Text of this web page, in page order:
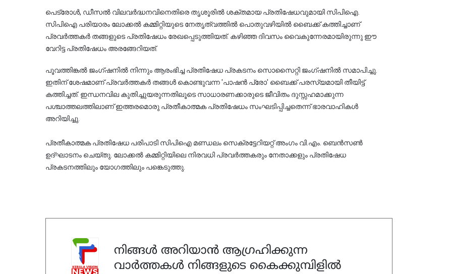
പെട്രോൾ, ഡീസൽ വിലവർദ്ധനവിനെതിരെ തൃശൂരിൽ ശക്തമായ പ്രതിഷേധവുമായി സിപിഐ.
സിപിഐ പരിയാരം ലോക്കൽ കമ്മിറ്റിയുടെ നേതൃത്വത്തിൽ പൊതുവഴിയിൽ ബൈക്ക് കത്തിച്ചാണ്
പ്രവർത്തകർ തങ്ങളുടെ പ്രതിഷേധം രേഖപ്പെടുത്തിയത്. കഴിഞ്ഞ ദിവസം വൈകുന്നേരമായിരുന്നു ഈ
വേറിട്ട പ്രതിഷേധം അരങ്ങേറിയത്.
പൂവത്തിങ്കൽ ജംഗ്ഷനിൽ നിന്നും ആരംഭിച്ച പ്രതിഷേധ പ്രകടനം സൊസൈറ്റി ജംഗ്ഷനിൽ സമാപിച്ചു.
ഇതിന് ശേഷമാണ് പ്രവർത്തകർ തങ്ങൾ കൊണ്ടുവന്ന 'പാഷൻ പ്രോ' ബൈക്ക് പരസ്യമായി തീയിട്ട്
കത്തിച്ചത്. ഇന്ധനവില കുതിച്ചുയരുന്നതിലൂടെ സാധാരണക്കാരുടെ ജീവിതം ദുസ്സഹമാക്കുന്ന
പശ്ചാത്തലത്തിലാണ് ഇത്തരമൊരു പ്രതീകാത്മക പ്രതിഷേധം സംഘടിപ്പിച്ചതെന്ന് ഭാരവാഹികൾ
അറിയിച്ചു.
പ്രതീകാത്മക പ്രതിഷേധ പരിപാടി സിപിഐ മണ്ഡലം സെക്രട്ടേറിയറ്റ് അംഗം വി.എം. ബെൻസൺ
ഉദ്ഘാടനം ചെയ്തു. ലോക്കൽ കമ്മിറ്റിയിലെ നിരവധി പ്രവർത്തകരും നേതാക്കളും പ്രതിഷേധ
പ്രകടനത്തിലും യോഗത്തിലും പങ്കെടുത്തു.
നിങ്ങൾ അറിയാൻ ആഗ്രഹിക്കുന്ന
വാർത്തകൾ നിങ്ങളുടെ കൈക്കുമ്പിളിൽ